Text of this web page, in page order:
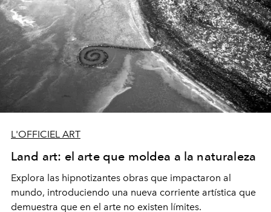
L'OFFICIEL ART
Land art: el arte que moldea a la naturaleza
Explora las hipnotizantes obras que impactaron al
mundo, introduciendo una nueva corriente artística que
demuestra que en el arte no existen límites.